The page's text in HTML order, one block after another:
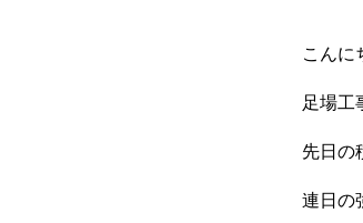
こんに
足場工
先日の
連日の